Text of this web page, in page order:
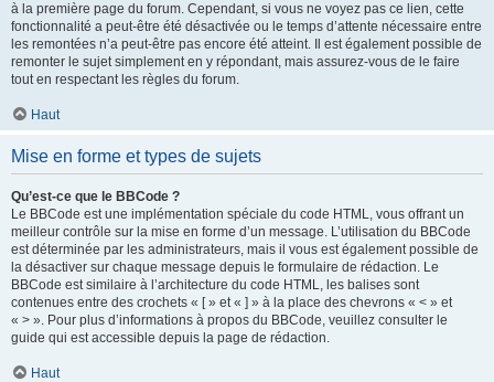
à la première page du forum. Cependant, si vous ne voyez pas ce lien, cette
fonctionnalité a peut-être été désactivée ou le temps d’attente nécessaire entre
les remontées n’a peut-être pas encore été atteint. Il est également possible de
remonter le sujet simplement en y répondant, mais assurez-vous de le faire
tout en respectant les règles du forum.
Haut
Mise en forme et types de sujets
Qu’est-ce que le BBCode ?
Le BBCode est une implémentation spéciale du code HTML, vous offrant un
meilleur contrôle sur la mise en forme d’un message. L’utilisation du BBCode
est déterminée par les administrateurs, mais il vous est également possible de
la désactiver sur chaque message depuis le formulaire de rédaction. Le
BBCode est similaire à l’architecture du code HTML, les balises sont
contenues entre des crochets « [ » et « ] » à la place des chevrons « < » et
« > ». Pour plus d’informations à propos du BBCode, veuillez consulter le
guide qui est accessible depuis la page de rédaction.
Haut